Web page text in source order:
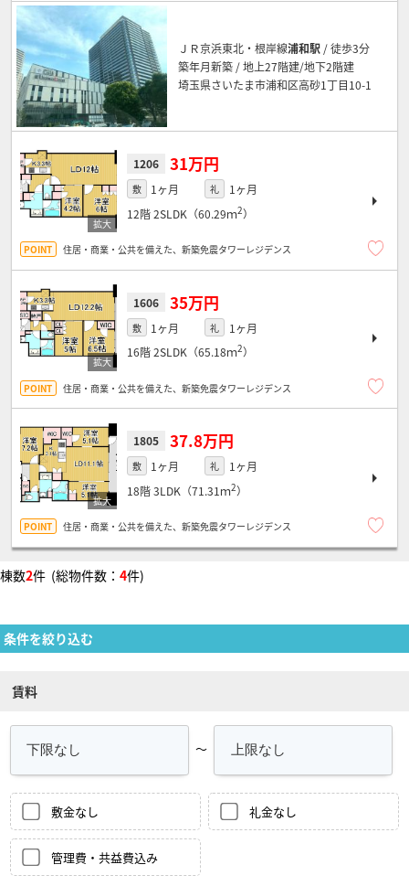
ＪＲ京浜東北・根岸線浦和駅 / 徒歩3分
築年月新築 / 地上27階建/地下2階建
埼玉県さいたま市浦和区高砂1丁目10-1
1206 31万円
敷 1ヶ月 礼
1ヶ月
12階2SLDK（60.29ｍ2）
住居・商業・公共を備えた、新築免震タワーレジデンス
1606 35万円
敷 1ヶ月 礼
1ヶ月
16階2SLDK（65.18ｍ2）
住居・商業・公共を備えた、新築免震タワーレジデンス
1805 37.8万円
敷 1ヶ月 礼
1ヶ月
18階3LDK（71.31ｍ2）
住居・商業・公共を備えた、新築免震タワーレジデンス
棟数2件 (総物件数： 4件)
条件を絞り込む
賃料
～
敷金なし 礼金なし
管理費・共益費込み